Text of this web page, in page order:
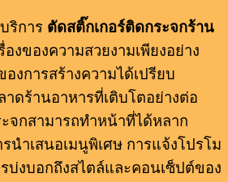
ริการ ตัดสติ๊กเกอร์ติดกระจกร้าน
งของความสวยงามเพียงอย่าง
องการสร้างความได้เปรียบ
ดร้านอาหารที่เติบโตอย่างต่อ
จกสามารถทำหน้าที่ได้หลาก
นำเสนอเมนูพิเศษ การแจ้งโปรโม
บ่งบอกถึงสไตล์และคอนเซ็ปต์ของ